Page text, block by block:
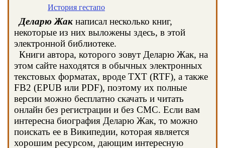
История гестапо
Деларю Жак написал несколько книг,
некоторые из них выложены здесь, в этой
электронной библиотеке.
Книги автора, которого зовут Деларю Жак, на
этом сайте находятся в обычных электронных
текстовых форматах, вроде TXT (RTF), а также
FB2 (EPUB или PDF), поэтому их полные
версии можно бесплатно скачать и читать
онлайн без регистрации и без СМС. Если вам
интересна биография Деларю Жак, то можно
поискать ее в Википедии, которая является
хорошим ресурсом, дающим интересную